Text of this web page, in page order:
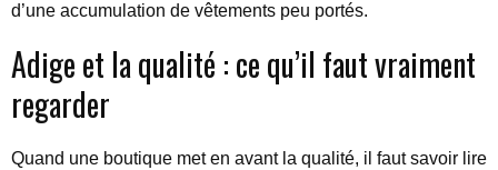
d’une accumulation de vêtements peu portés.
Adige et la qualité : ce qu’il faut vraiment
regarder
Quand une boutique met en avant la qualité, il faut savoir lire